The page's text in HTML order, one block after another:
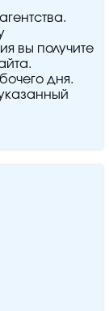
вы получите
дня.